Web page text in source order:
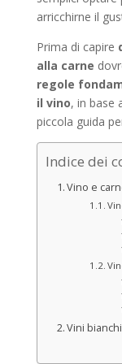
arricchirne il
Prima di capire
alla carne
regole
il vino, in base
piccola guida
Indice dei
Vino e
Vini